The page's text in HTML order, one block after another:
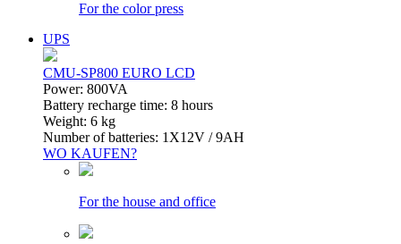
For the color press
UPS
CMU-SP800 EURO LCD
Power: 800VA
Battery recharge time: 8 hours
Weight: 6 kg
Number of batteries: 1Х12V / 9AH
WO KAUFEN?
For the house and office